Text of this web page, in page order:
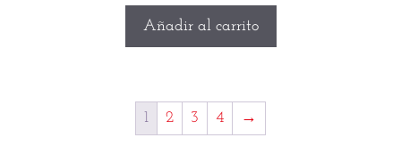
Añadir al carrito
1 2 3 4 →